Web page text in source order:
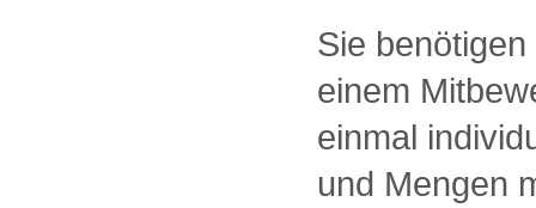
Sie
einem
einmal
und Mengen